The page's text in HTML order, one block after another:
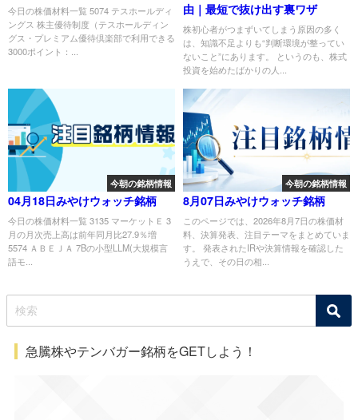
今日の株価材料一覧 5074 テスホールディ
ングス 株主優待制度（テスホールディン
グス・プレミアム優待倶楽部で利用できる
3000ポイント：...
由｜最短で抜け出す裏ワザ
株初心者がつまずいてしまう原因の多く
は、知識不足よりも“判断環境が整ってい
ないこと”にあります。 というのも、株式
投資を始めたばかりの人...
今朝の銘柄情報
04月18日みやけウォッチ銘柄
今日の株価材料一覧 3135 マーケットＥ 3
月の月次売上高は前年同月比27.9％増
5574 ＡＢＥＪＡ 7Bの小型LLM(大規模言
語モ...
今朝の銘柄情報
8月07日みやけウォッチ銘柄
このページでは、2026年8月7日の株価材
料、決算発表、注目テーマをまとめていま
す。 発表されたIRや決算情報を確認した
うえで、その日の相...
急騰株やテンバガー銘柄をGETしよう！